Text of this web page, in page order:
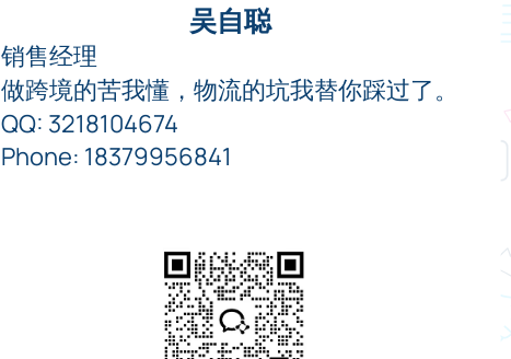
吴自聪
销售经理
做跨境的苦我懂，物流的坑我替你踩过了。
QQ: 3218104674
Phone: 18379956841